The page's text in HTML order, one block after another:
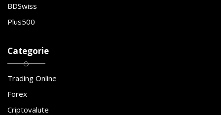
BDSwiss
Plus500
Categorie
Trading Online
Forex
Criptovalute